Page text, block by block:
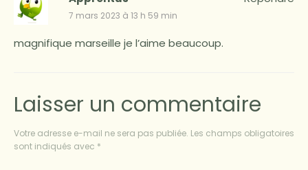
7 mars 2023 à 13 h 59 min
magnifique marseille je l’aime beaucoup.
Laisser un commentaire
Votre adresse e-mail ne sera pas publiée. Les champs obligatoires
sont indiqués avec *